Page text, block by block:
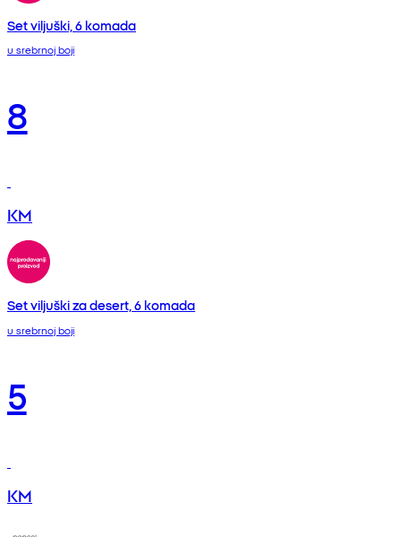
Set viljuški, 6 komada
u srebrnoj boji
8
KM
Set viljuški za desert, 6 komada
u srebrnoj boji
5
KM